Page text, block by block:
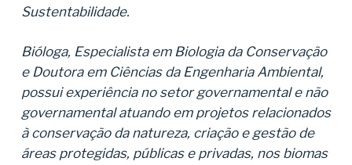
Sustentabilidade.
Bióloga, Especialista em Biologia da Conservação
e Doutora em Ciências da Engenharia Ambiental,
possui experiência no setor governamental e não
governamental atuando em projetos relacionados
à conservação da natureza, criação e gestão de
áreas protegidas, públicas e privadas, nos biomas